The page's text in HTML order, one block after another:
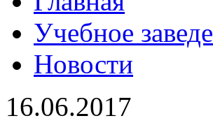
Учебное
Новости
16.06.2017